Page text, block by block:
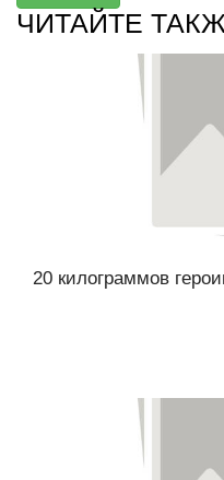
ЧИТАЙТЕ
20 килограммов